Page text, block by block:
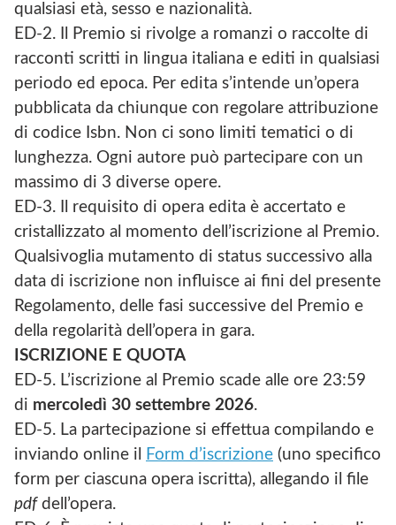
qualsiasi età, sesso e nazionalità.
ED-2. Il Premio si rivolge a romanzi o raccolte di
racconti scritti in lingua italiana e editi in qualsiasi
periodo ed epoca. Per edita s’intende un’opera
pubblicata da chiunque con regolare attribuzione
di codice Isbn. Non ci sono limiti tematici o di
lunghezza. Ogni autore può partecipare con un
massimo di 3 diverse opere.
ED-3. Il requisito di opera edita è accertato e
cristallizzato al momento dell’iscrizione al Premio.
Qualsivoglia mutamento di status successivo alla
data di iscrizione non influisce ai fini del presente
Regolamento, delle fasi successive del Premio e
della regolarità dell’opera in gara.
ISCRIZIONE E QUOTA
ED-5. L’iscrizione al Premio scade alle ore 23:59
di mercoledì 30 settembre 2026.
ED-5. La partecipazione si effettua compilando e
inviando online il
Form d’iscrizione (uno specifico
form per ciascuna opera iscritta), allegando il file
pdfdell’opera.